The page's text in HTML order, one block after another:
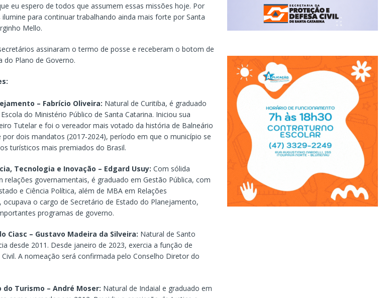
eu espero de todos que assumem essas missões hoje. Por
para continuar trabalhando ainda mais forte por Santa
Mello.
assinaram o termo de posse e receberam o botom de
do Plano de Governo.
– Fabrício Oliveira: Natural de Curitiba, é graduado
do Ministério Público de Santa Catarina. Iniciou sua
Tutelar e foi o vereador mais votado da história de Balneário
dois mandatos (2017-2024), período em que o município se
turísticos mais premiados do Brasil.
Tecnologia e Inovação – Edgard Usuy: Com sólida
governamentais, é graduado em Gestão Pública, com
e Ciência Política, além de MBA em Relações
o cargo de Secretário de Estado do Planejamento,
programas de governo.
Ciasc – Gustavo Madeira da Silveira: Natural de Santo
desde 2011. Desde janeiro de 2023, exercia a função de
A nomeação será confirmada pelo Conselho Diretor do
Turismo – André Moser: Natural de Indaial e graduado em